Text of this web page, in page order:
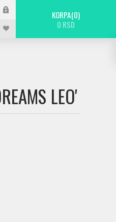
KORPA 0
0 RSD
LEO'